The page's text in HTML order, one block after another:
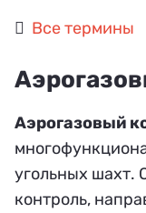
Все термины
Аэрогазовый
угольных шахт.
контроль,